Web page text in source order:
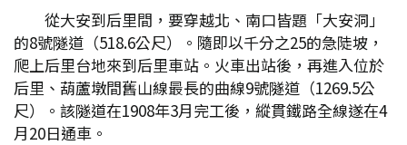
從大安到后里間，要穿越北、南口皆題「大安洞」
的8號隧道（518.6公尺）。隨即以千分之25的急陡坡，
爬上后里台地來到后里車站。火車出站後，再進入位於
后里、葫蘆墩間舊山線最長的曲線9號隧道（1269.5公
尺）。該隧道在1908年3月完工後，縱貫鐵路全線遂在4
月20日通車。